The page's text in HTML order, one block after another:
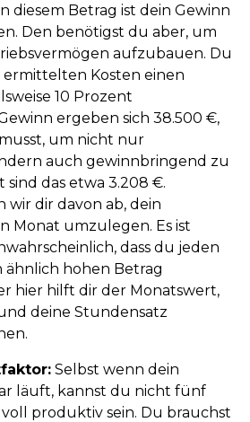
diesem Betrag ist dein Gewinn
Den benötigst du aber, um
aufzubauen. Du
ermittelten Kosten einen
10 Prozent
ergeben sich 38.500 €,
um nicht nur
auch gewinnbringend zu
das etwa 3.208 €.
wir dir davon ab, dein
Monat umzulegen. Es ist
dass du jeden
ähnlich hohen Betrag
hier hilft dir der Monatswert,
deine Stundensatz
Selbst wenn dein
läuft, kannst du nicht fünf
produktiv sein. Du brauchst